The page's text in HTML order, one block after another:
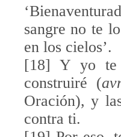
sangre no te
en los cielos’.
[18] Y yo te
construiré (
Oración), y
contra ti.